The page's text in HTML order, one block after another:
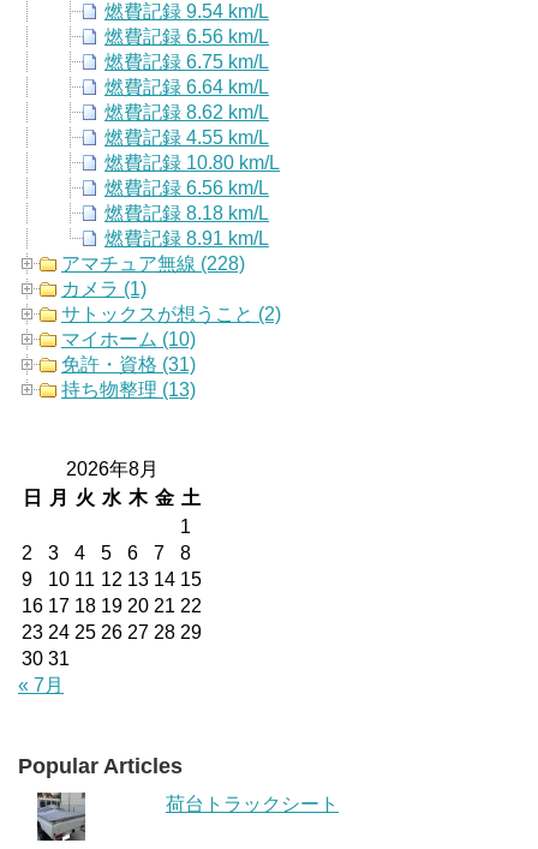
燃費記録 9.54 km/L
燃費記録 6.56 km/L
燃費記録 6.75 km/L
燃費記録 6.64 km/L
燃費記録 8.62 km/L
燃費記録 4.55 km/L
燃費記録 10.80 km/L
燃費記録 6.56 km/L
燃費記録 8.18 km/L
燃費記録 8.91 km/L
アマチュア無線 (228)
カメラ (1)
サトックスが想うこと (2)
マイホーム (10)
免許・資格 (31)
持ち物整理 (13)
2026年8月
日
月 火 水 木 金 土
1
2
3 4 5 6 7
8
9
10 11 12 13 14 15
16 17 18 19 20 21 22
23 24 25 26 27 28 29
30 31
« 7月
Popular Articles
荷台トラックシート